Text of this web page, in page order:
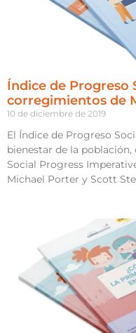
Índice de Progreso
corregimientos de
10 de diciembre de 2019
El Índice de Progreso
bienestar de la
Social Progress
Michael Porter y Scott